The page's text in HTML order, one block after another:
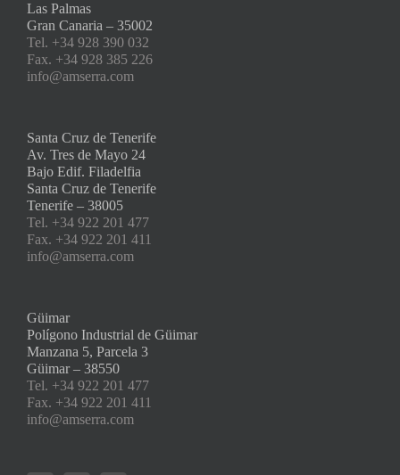
Las Palmas
Gran Canaria – 35002
Tel. +34 928 390 032
Fax. +34 928 385 226
info@amserra.com
Santa Cruz de Tenerife
Av. Tres de Mayo 24
Bajo Edif. Filadelfia
Santa Cruz de Tenerife
Tenerife – 38005
Tel. +34 922 201 477
Fax. +34 922 201 411
info@amserra.com
Güimar
Polígono Industrial de Güimar
Manzana 5, Parcela 3
Güimar – 38550
Tel. +34 922 201 477
Fax. +34 922 201 411
info@amserra.com